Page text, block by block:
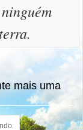
mais uma